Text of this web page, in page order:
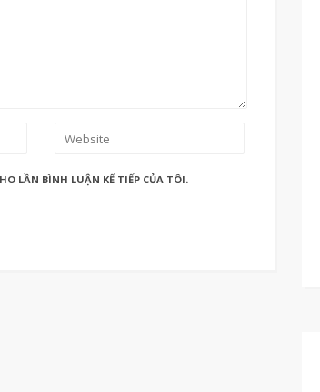
LẦN BÌNH LUẬN KẾ TIẾP CỦA TÔI.